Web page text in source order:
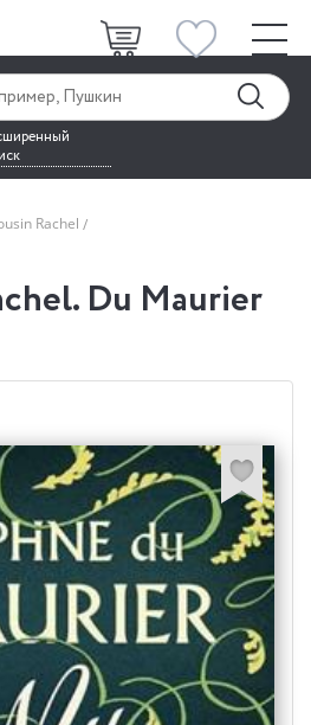
Rachel
Du Maurier